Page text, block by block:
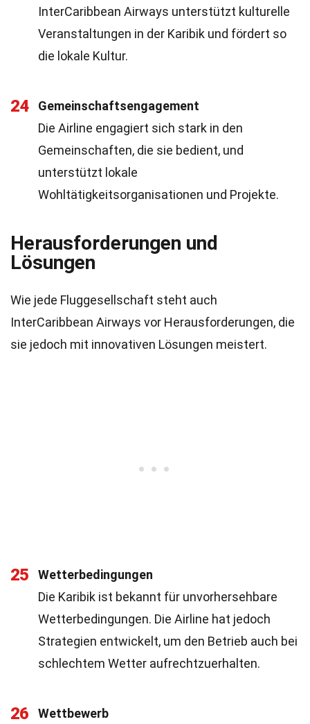
InterCaribbean Airways unterstützt kulturelle
Veranstaltungen in der Karibik und fördert so
die lokale Kultur.
24
Gemeinschaftsengagement
Die Airline engagiert sich stark in den
Gemeinschaften, die sie bedient, und
unterstützt lokale
Wohltätigkeitsorganisationen und Projekte.
Herausforderungen und
Lösungen
Wie jede Fluggesellschaft steht auch
InterCaribbean Airways vor Herausforderungen, die
sie jedoch mit innovativen Lösungen meistert.
25
Wetterbedingungen
Die Karibik ist bekannt für unvorhersehbare
Wetterbedingungen. Die Airline hat jedoch
Strategien entwickelt, um den Betrieb auch bei
schlechtem Wetter aufrechtzuerhalten.
26
Wettbewerb